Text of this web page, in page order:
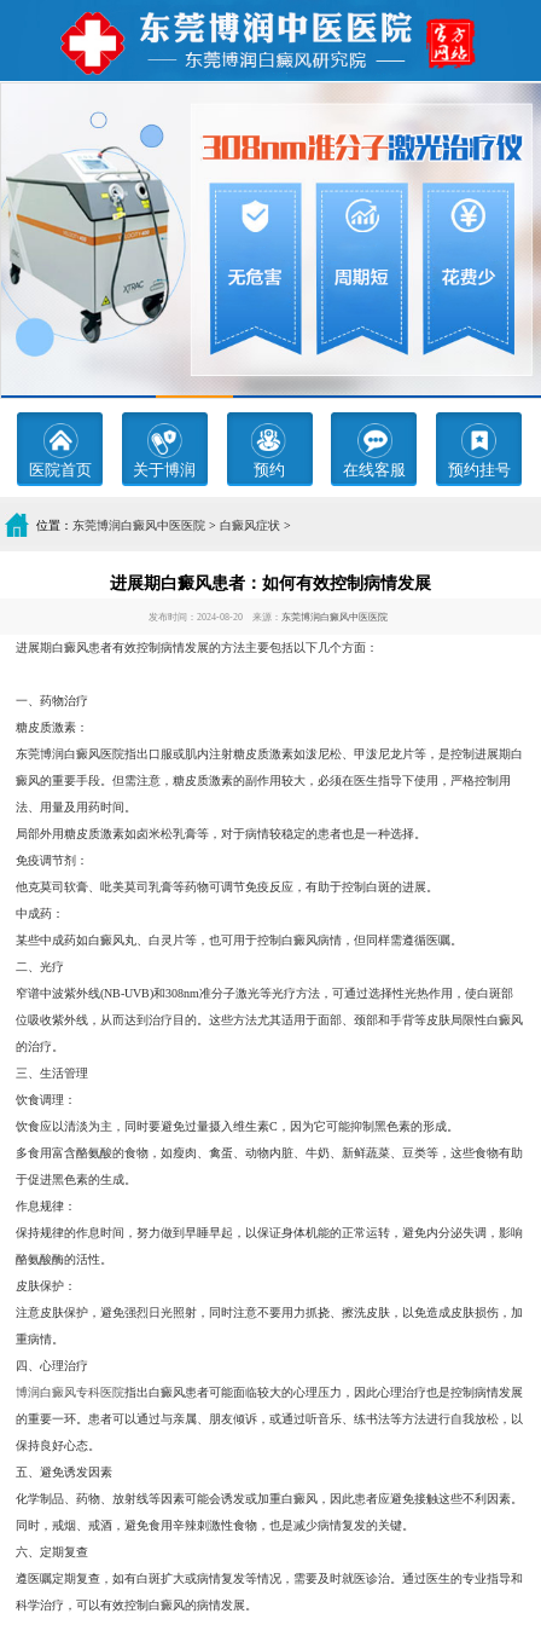
医院首页 关于博润 预约 在线客服 预约挂号
位置： 东莞博润白癜风中医医院 > 白癜风症状 >
进展期白癜风患者：如何有效控制病情发展
发布时间：2024-08-20 来源： 东莞博润白癜风中医医院
进展期白癜风患者有效控制病情发展的方法主要包括以下几个方面：
一、药物治疗
糖皮质激素：
东莞博润白癜风医院指出口服或肌内注射糖皮质激素如泼尼松、甲泼尼龙片等，是控制进展期白
癜风的重要手段。但需注意，糖皮质激素的副作用较大，必须在医生指导下使用，严格控制用
法、用量及用药时间。
局部外用糖皮质激素如卤米松乳膏等，对于病情较稳定的患者也是一种选择。
免疫调节剂：
他克莫司软膏、吡美莫司乳膏等药物可调节免疫反应，有助于控制白斑的进展。
中成药：
某些中成药如白癜风丸、白灵片等，也可用于控制白癜风病情，但同样需遵循医嘱。
二、光疗
窄谱中波紫外线(NB-UVB)和308nm准分子激光等光疗方法，可通过选择性光热作用，使白斑部
位吸收紫外线，从而达到治疗目的。这些方法尤其适用于面部、颈部和手背等皮肤局限性白癜风
的治疗。
三、生活管理
饮食调理：
饮食应以清淡为主，同时要避免过量摄入维生素C，因为它可能抑制黑色素的形成。
多食用富含酪氨酸的食物，如瘦肉、禽蛋、动物内脏、牛奶、新鲜蔬菜、豆类等，这些食物有助
于促进黑色素的生成。
作息规律：
保持规律的作息时间，努力做到早睡早起，以保证身体机能的正常运转，避免内分泌失调，影响
酪氨酸酶的活性。
皮肤保护：
注意皮肤保护，避免强烈日光照射，同时注意不要用力抓挠、擦洗皮肤，以免造成皮肤损伤，加
重病情。
四、心理治疗
博润白癜风专科医院指出白癜风患者可能面临较大的心理压力，因此心理治疗也是控制病情发展
的重要一环。患者可以通过与亲属、朋友倾诉，或通过听音乐、练书法等方法进行自我放松，以
保持良好心态。
五、避免诱发因素
化学制品、药物、放射线等因素可能会诱发或加重白癜风，因此患者应避免接触这些不利因素。
同时，戒烟、戒酒，避免食用辛辣刺激性食物，也是减少病情复发的关键。
六、定期复查
遵医嘱定期复查，如有白斑扩大或病情复发等情况，需要及时就医诊治。通过医生的专业指导和
科学治疗，可以有效控制白癜风的病情发展。